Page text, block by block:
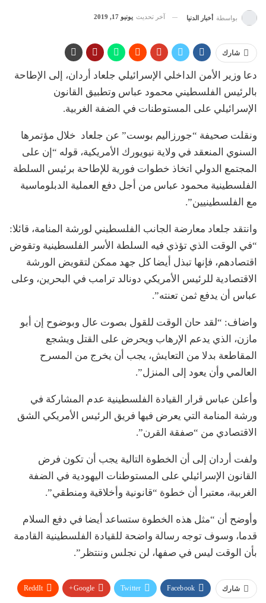
بواسطة أخبار الدنيا آخر تحديث يونيو 17, 2019
شارك
دعا وزير الأمن الداخلي الإسرائيلي جلعاد أردان، إلى الإطاحة
بالرئيس الفلسطيني محمود عباس وتطبيق القانون
الإسرائيلي على المستوطنات في الضفة الغربية.
ونقلت صحيفة “جورزاليم بوست” عن جلعاد خلال مؤتمرها
السنوي المنعقد في ولاية نيويورك الأمريكية، قوله “إن على
المجتمع الدولي اتخاذ خطوات فورية للإطاحة برئيس السلطة
الفلسطينية محمود عباس من أجل دفع العملية الدبلوماسية
مع الفلسطينيين”.
وانتقد جلعاد معارضة الجانب الفلسطيني لورشة المنامة، قائلا:
“في الوقت الذي تؤذي فيه السلطة الأسر الفلسطينية وتقوض
اقتصادهم، فإنها تبذل أيضا كل جهد ممكن لتقويض الورشة
الاقتصادية للرئيس الأمريكي دونالد ترامب في البحرين، وعلى
عباس أن يدفع ثمن تعنته”.
واضاف: “لقد حان الوقت للقول بصوت عال وبوضوح إن أبو
مازن، الذي يدعم الإرهاب ويحرض على القتل ويشجع
المقاطعة بدلا من التعايش، يجب أن يخرج من المسرح
العالمي وأن يعود إلى المنزل”.
وأعلن عباس قرار القيادة الفلسطينية عدم المشاركة في
ورشة المنامة التي يعرض فيها فريق الرئيس الأمريكي الشق
الاقتصادي من “صفقة القرن”.
ولفت أردان إلى أن الخطوة التالية يجب أن تكون فرض
القانون الإسرائيلي على المستوطنات اليهودية في الضفة
الغربية، معتبرا أن خطوة “قانونية وأخلاقية ومنطقي”.
وأوضح أن “مثل هذه الخطوة ستساعد أيضا في دفع السلام
قدما، وسوف توجه رسالة واضحة للقيادة الفلسطينية القادمة
بأن الوقت ليس في صفها، لن نجلس وننتظر”.
شارك Facebook
Twitter
Google+
ReddIt